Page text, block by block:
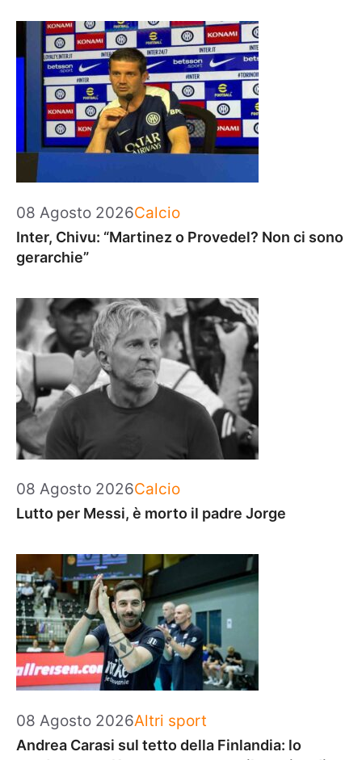
08 Agosto 2026Categorie
Calcio
Inter, Chivu: “Martinez o Provedel? Non ci sono
gerarchie”
08 Agosto 2026Categorie
Calcio
Lutto per Messi, è morto il padre Jorge
08 Agosto 2026Categorie
Altri sport
Andrea Carasi sul tetto della Finlandia: lo